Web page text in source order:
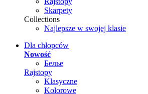
Skarpety
Collections
Najlepsze w swojej klasie
Dla chłopców
Nowość
Белье
Rajstopy
Klasyczne
Kolorowe